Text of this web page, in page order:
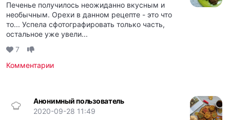
Печенье получилось неожиданно вкусным и
необычным. Орехи в данном рецепте - это что
то... Успела сфотографировать только часть,
остальное уже увели...
7
Комментарии
Анонимный пользователь
2020-09-28 11:49